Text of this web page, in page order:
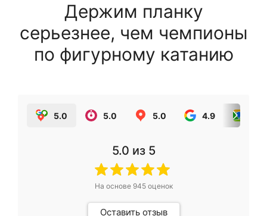
Держим планку
серьезнее, чем чемпионы
по фигурному катанию
5.0 5.0 5.0 4.9
5.0 из 5
На основе 945оценок
Оставить отзыв